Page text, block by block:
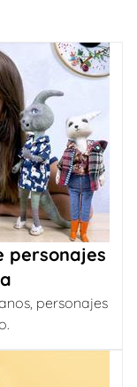
personajes
personajes